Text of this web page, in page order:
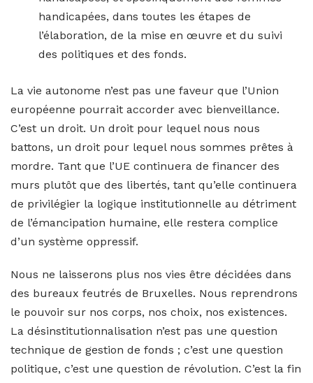
handicapées, dans toutes les étapes de
l’élaboration, de la mise en œuvre et du suivi
des politiques et des fonds.
La vie autonome n’est pas une faveur que l’Union
européenne pourrait accorder avec bienveillance.
C’est un droit. Un droit pour lequel nous nous
battons, un droit pour lequel nous sommes prêtes à
mordre. Tant que l’UE continuera de financer des
murs plutôt que des libertés, tant qu’elle continuera
de privilégier la logique institutionnelle au détriment
de l’émancipation humaine, elle restera complice
d’un système oppressif.
Nous ne laisserons plus nos vies être décidées dans
des bureaux feutrés de Bruxelles. Nous reprendrons
le pouvoir sur nos corps, nos choix, nos existences.
La désinstitutionnalisation n’est pas une question
technique de gestion de fonds ; c’est une question
politique, c’est une question de révolution. C’est la fin